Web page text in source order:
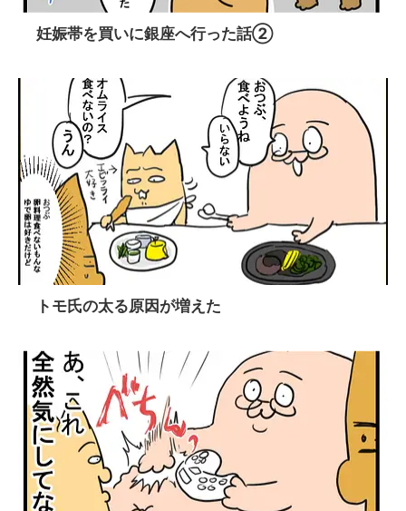
妊娠帯を買いに銀座へ行った話②
トモ氏の太る原因が増えた